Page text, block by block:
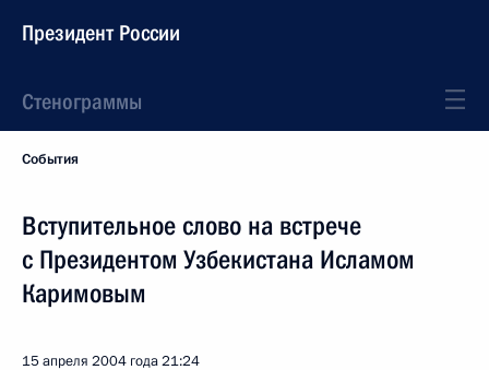
Президент России
Стенограммы
События
Вступительное слово на встрече
с Президентом Узбекистана Исламом
Каримовым
15 апреля 2004 года21:24